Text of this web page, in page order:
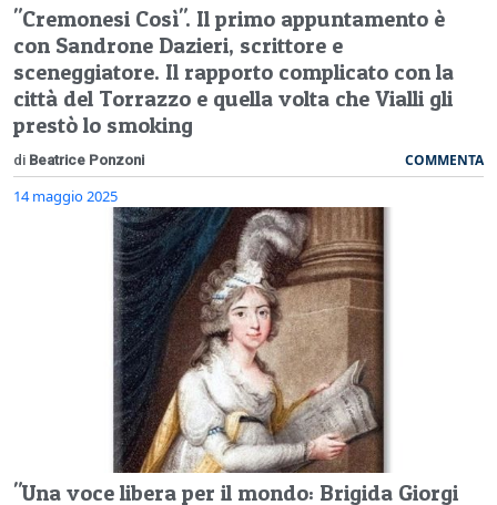
"Cremonesi Così". Il primo appuntamento è
con Sandrone Dazieri, scrittore e
sceneggiatore. Il rapporto complicato con la
città del Torrazzo e quella volta che Vialli gli
prestò lo smoking
di Beatrice Ponzoni COMMENTA
14 maggio 2025
"Una voce libera per il mondo: Brigida Giorgi